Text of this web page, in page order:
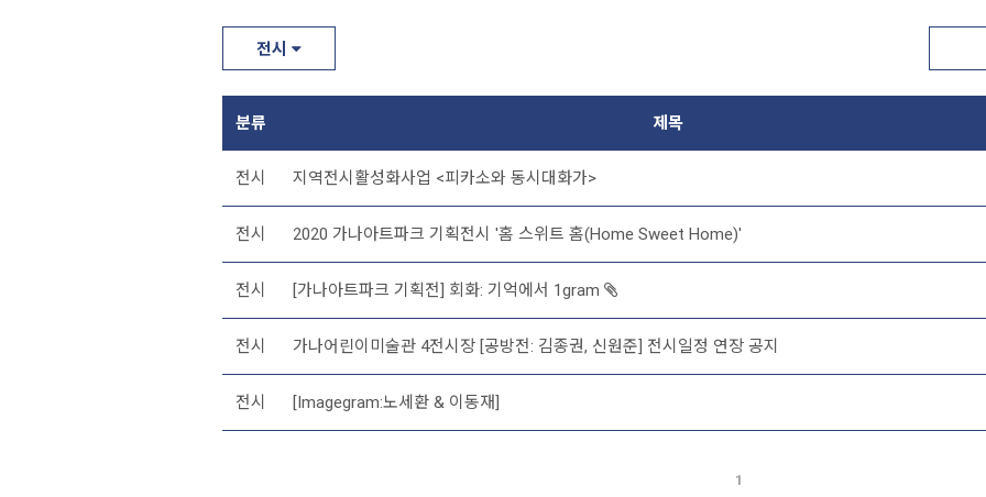
전시
분류 제목
전시 지역전시활성화사업 <피카소와 동시대화가>
전시 2020 가나아트파크 기획전시 '홈 스위트 홈(Home Sweet Home)'
전시 [가나아트파크 기획전] 회화: 기억에서 1gram
전시 가나어린이미술관 4전시장 [공방전: 김종권, 신원준] 전시일정 연장 공지
전시 [Imagegram:노세환 & 이동재]
1